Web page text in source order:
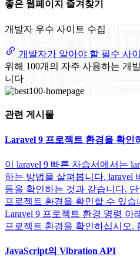
좋은 웹페이지 즐겨찾기
개발자 우수 사이트 수집
개발자가 알아야 할 필수 사
위해 100개의 자주 사용하는 개
니다
관련 게시물
Laravel 9 프로젝트 환경을 확인
이 laravel 9 빠른 자습서에서는
하는 방법을 살펴봅니다. laravel
등을 확인하는 것과 같습니다.
프로젝트 환경을 확인할 수 있습
Laravel 9 프로젝트 환경 명령 아
프로젝트 환경을 확인하십시오.
JavaScript의 Vibration API